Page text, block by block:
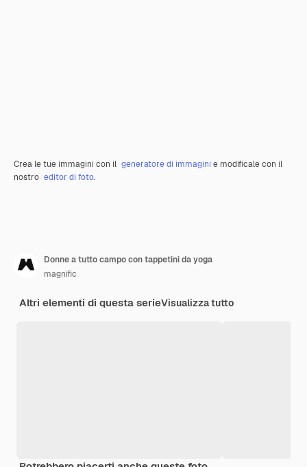
Crea le tue immagini con il generatore di immagini e modificale con il
nostro editor di foto.
Donne a tutto campo con tappetini da yoga
magnific
Altri elementi di questa serieVisualizza tutto